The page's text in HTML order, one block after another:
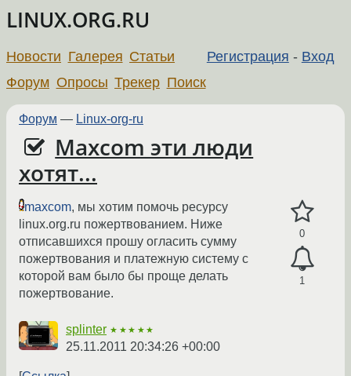
LINUX.ORG.RU
Регистрация - Вход
Новости Галерея Статьи
Форум Опросы Трекер Поиск
Форум — Linux-org-ru
Maxcom эти люди
хотят...
0
1
maxcom, мы хотим помочь ресурсу
linux.org.ru пожертвованием. Ниже
отписавшихся прошу огласить сумму
пожертвования и платежную систему с
которой вам было бы проще делать
пожертвование.
splinter ★★★★★
25.11.2011 20:34:26 +00:00